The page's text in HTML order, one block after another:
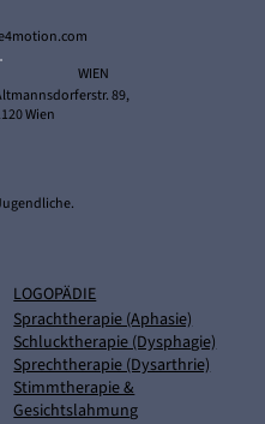
LOGOPÄDIE
Sprachtherapie (Aphasie)
Schlucktherapie (Dysphagie)
Sprechtherapie (Dysarthrie)
Stimmtherapie &
Gesichtslahmung
WIEN
89,
Wien